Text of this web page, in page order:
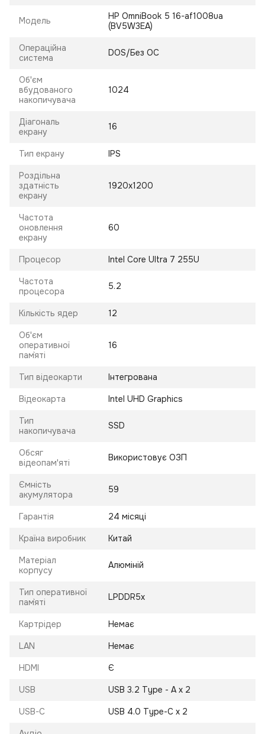
Модель
HP OmniBook 5 16-af1008ua
(BV5W3EA)
Операційна
система
DOS/Без ОС
Об'єм
вбудованого
накопичувача
1024
Діагональ
екрану
16
Тип екрану IPS
Роздільна
здатність
екрану
1920x1200
Частота
оновлення
екрану
60
Процесор Intel Core Ultra 7 255U
Частота
процесора
5.2
Кількість ядер 12
Об'єм
оперативної
пам`яті
16
Тип відеокарти Інтегрована
Відеокарта Intel UHD Graphics
Тип
накопичувача
SSD
Обсяг
відеопам'яті
Використовує ОЗП
Ємність
акумулятора
59
Гарантія 24 місяці
Країна виробник Китай
Матеріал
корпусу
Алюміній
Тип оперативної
пам`яті
LPDDR5х
Картрідер Немає
LAN Немає
HDMI Є
USB USB 3.2 Type - A x 2
USB-C USB 4.0 Type-C x 2